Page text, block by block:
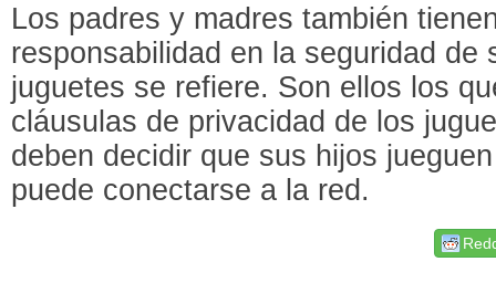
Los padres y madres también
responsabilidad en la seguridad de
juguetes se refiere. Son ellos los
cláusulas de privacidad de los
deben decidir que sus hijos
puede conectarse a la red.